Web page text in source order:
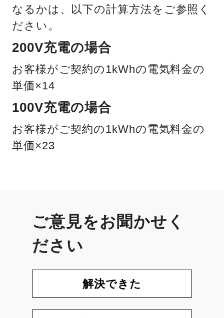
なるかは、以下の計算方法をご参照く
ださい。
200V充電の場合
お客様がご契約の1kWhの電気料金の
単価×14
100V充電の場合
お客様がご契約の1kWhの電気料金の
単価×23
ご意見をお聞かせく
ださい
解決できた